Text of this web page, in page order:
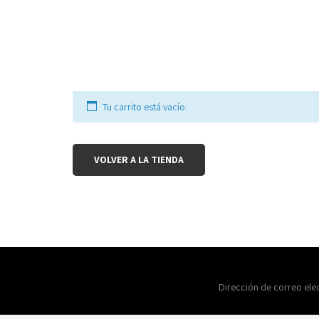
Tu carrito está vacío.
VOLVER A LA TIENDA
Dirección de correo